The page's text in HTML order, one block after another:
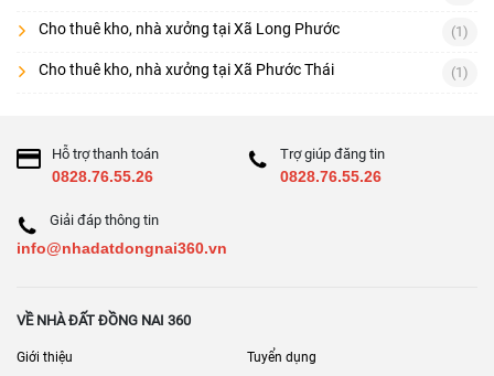
Cho thuê kho, nhà xưởng tại Xã Long Phước (1)
Cho thuê kho, nhà xưởng tại Xã Phước Thái (1)
Hỗ trợ thanh toán
0828.76.55.26
Trợ giúp đăng tin
0828.76.55.26
Giải đáp thông tin
info@nhadatdongnai360.vn
VỀ NHÀ ĐẤT ĐỒNG NAI 360
Giới thiệu
Tuyển dụng